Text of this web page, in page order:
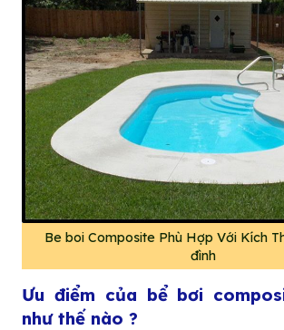
Be boi Composite Phù Hợp Với Kích
đình
Ưu điểm của bể bơi
như thế nào ?